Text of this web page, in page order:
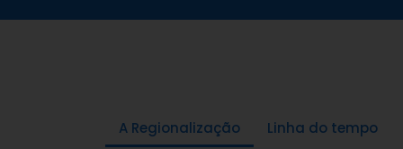
A Regionalização Linha do tempo